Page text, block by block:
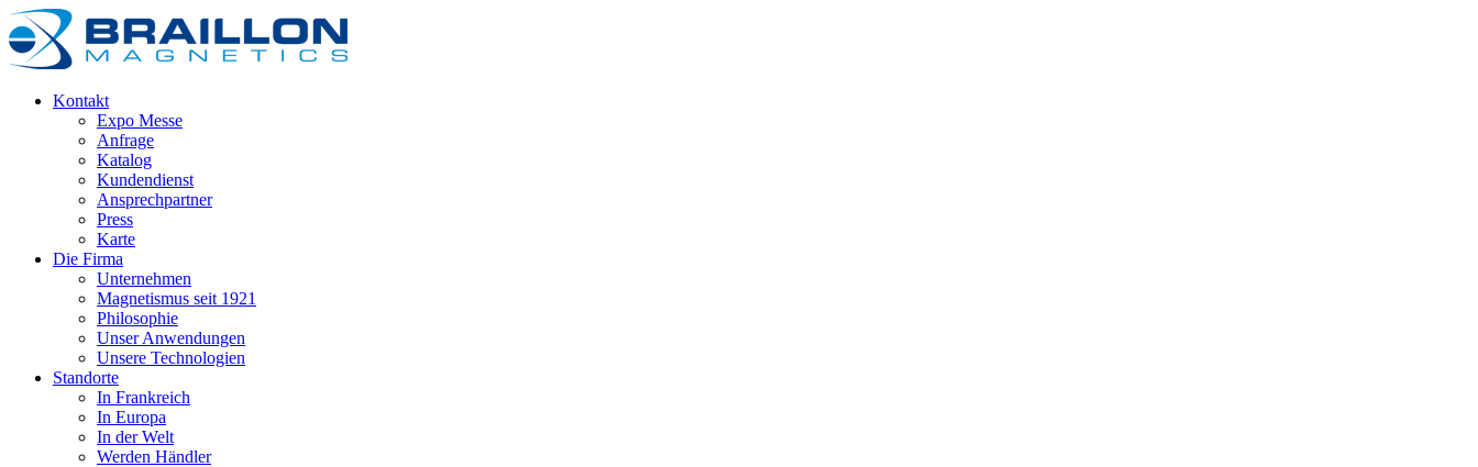
Kontakt
Expo Messe
Anfrage
Katalog
Kundendienst
Ansprechpartner
Press
Karte
Die Firma
Unternehmen
Magnetismus seit 1921
Philosophie
Unser Anwendungen
Unsere Technologien
Standorte
In Frankreich
In Europa
In der Welt
Werden Händler